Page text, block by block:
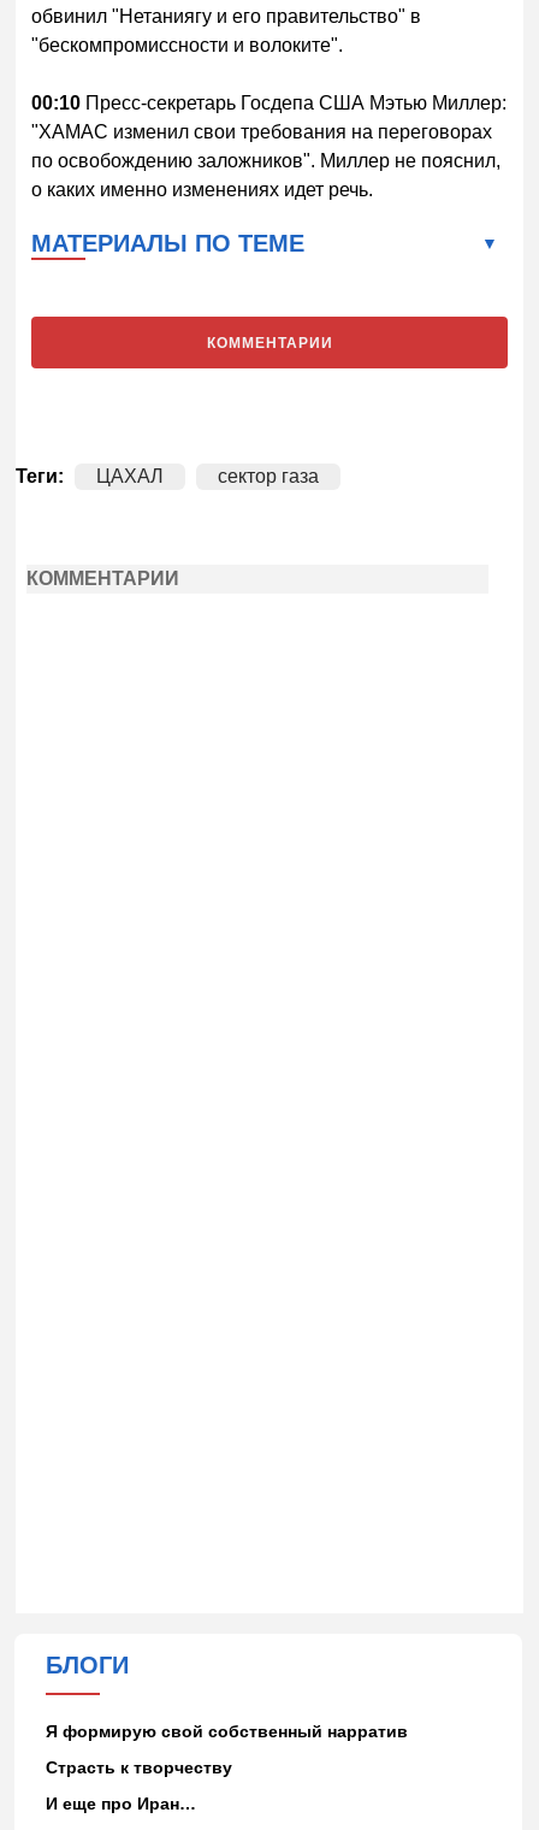
обвинил "Нетаниягу и его правительство" в
"бескомпромиссности и волоките".
00:10 Пресс-секретарь Госдепа США Мэтью Миллер:
"ХАМАС изменил свои требования на переговорах
по освобождению заложников". Миллер не пояснил,
о каких именно изменениях идет речь.
МАТЕРИАЛЫ ПО ТЕМЕ
КОММЕНТАРИИ
Теги: ЦАХАЛ сектор газа
КОММЕНТАРИИ
БЛОГИ
Я формирую свой собственный нарратив
Страсть к творчеству
И еще про Иран…